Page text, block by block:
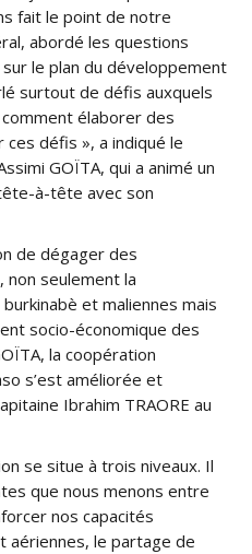
fait le point de notre
abordé les questions
le plan du développement
surtout de défis auxquels
élaborer des
défis », a indiqué le
GOÏTA, qui a animé un
à-tête avec son
de dégager des
seulement la
et maliennes mais
socio-économique des
la coopération
s’est améliorée et
Ibrahim TRAORE au
se situe à trois niveaux. Il
que nous menons entre
nos capacités
le partage de